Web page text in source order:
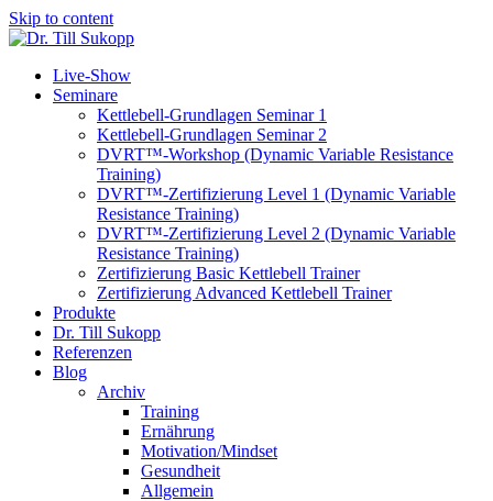
Skip to content
Live-Show
Seminare
Kettlebell-Grundlagen Seminar 1
Kettlebell-Grundlagen Seminar 2
DVRT™-Workshop (Dynamic Variable Resistance
Training)
DVRT™-Zertifizierung Level 1 (Dynamic Variable
Resistance Training)
DVRT™-Zertifizierung Level 2 (Dynamic Variable
Resistance Training)
Zertifizierung Basic Kettlebell Trainer
Zertifizierung Advanced Kettlebell Trainer
Produkte
Dr. Till Sukopp
Referenzen
Blog
Archiv
Training
Ernährung
Motivation/Mindset
Gesundheit
Allgemein